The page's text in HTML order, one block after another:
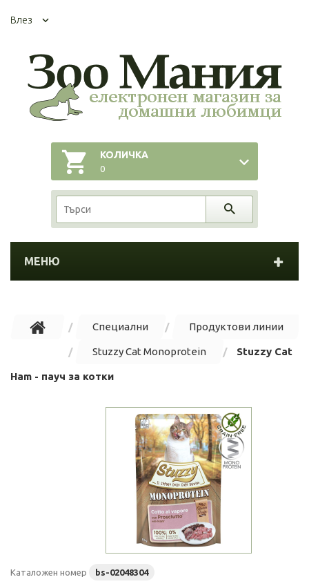
Влез
КОЛИЧКА
0
МЕНЮ
Специални Продуктови линии
Stuzzy Cat Monoprotein Stuzzy Cat
Ham - пауч за котки
Каталожен номер bs-02048304